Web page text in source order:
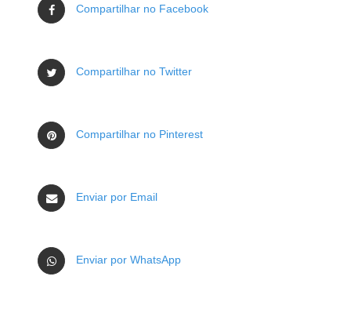
Compartilhar no Facebook
Compartilhar no Twitter
Compartilhar no Pinterest
Enviar por Email
Enviar por WhatsApp